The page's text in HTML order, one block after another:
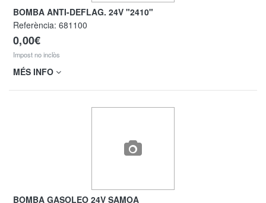
BOMBA ANTI-DEFLAG. 24V "2410"
Referència: 681100
0,00€
Impost no inclòs
MÉS INFO
BOMBA GASOLEO 24V SAMOA